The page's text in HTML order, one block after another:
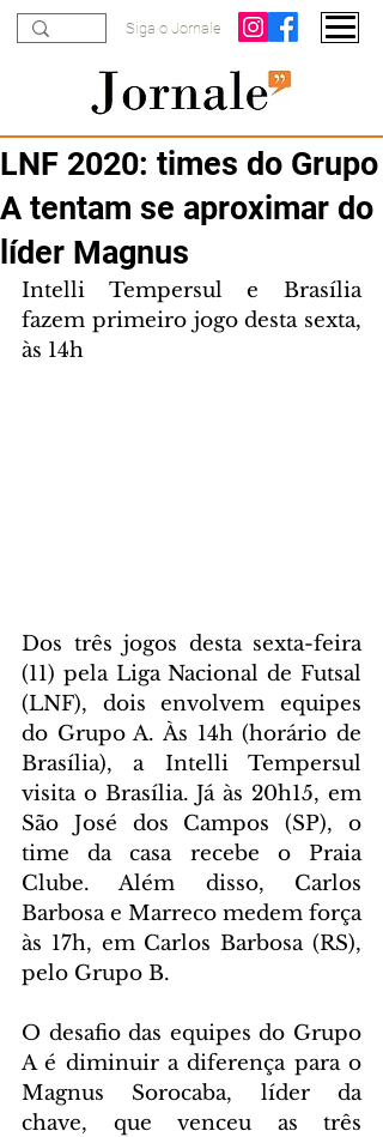
Siga o Jornale
LNF 2020: times do Grupo
A tentam se aproximar do
líder Magnus
Intelli Tempersul e Brasília
fazem primeiro jogo desta sexta,
às 14h
Dos três jogos desta sexta-feira
(11) pela Liga Nacional de Futsal
(LNF), dois envolvem equipes
do Grupo A. Às 14h (horário de
Brasília), a Intelli Tempersul
visita o Brasília. Já às 20h15, em
São José dos Campos (SP), o
time da casa recebe o Praia
Clube. Além disso, Carlos
Barbosa e Marreco medem força
às 17h, em Carlos Barbosa (RS),
pelo Grupo B.
O desafio das equipes do Grupo
A é diminuir a diferença para o
Magnus Sorocaba, líder da
chave, que venceu as três